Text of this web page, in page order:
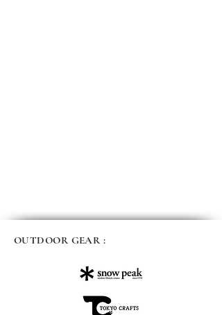
OUTDOOR GEAR :